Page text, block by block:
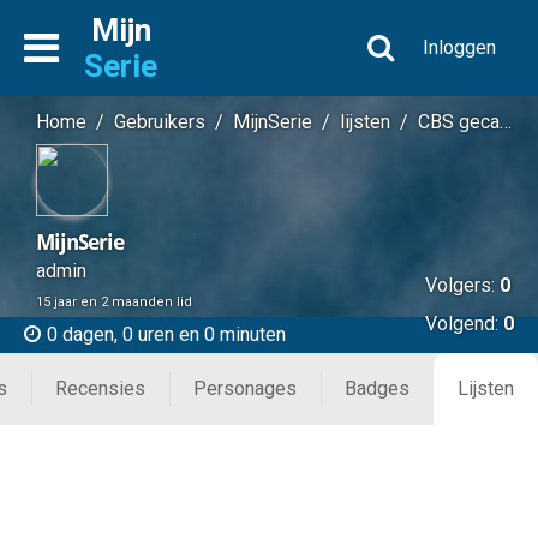
Mijn
Serie
Inloggen
Home / Gebruikers / MijnSerie / lijsten / CBS gecancelde of beëind...
MijnSerie
admin
15 jaar en 2 maanden lid
0 dagen, 0 uren en 0 minuten
Volgers: 0
Volgend:0
Recensies Personages Badges Lijsten